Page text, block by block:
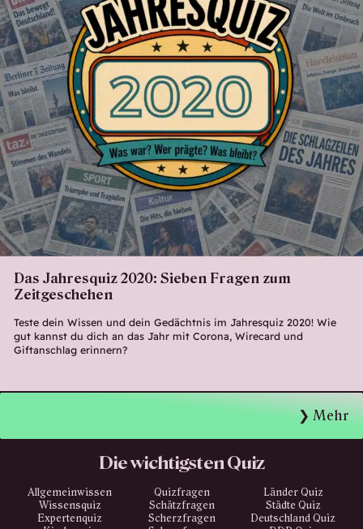
Das Jahresquiz 2020: Sieben Fragen zum
Zeitgeschehen
Teste dein Wissen und dein Gedächtnis im Jahresquiz 2020! Wie
gut kannst du dich an das Jahr mit Corona, Wirecard und
Giftanschlag erinnern?
Mehr
Die wichtigsten Quiz
Allgemeinwissen Quizfragen
Länder Quiz
Wissensquiz
Schätzfragen
Städte Quiz
Expertenquiz
Scherzfragen
Deutschland Quiz